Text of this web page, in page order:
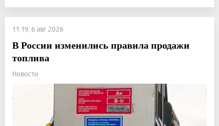
11:19, 6 авг 2026
В России изменились правила продажи
топлива
Новости